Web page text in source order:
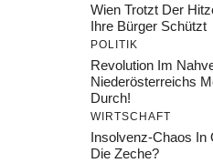
Wien Trotzt Der
Ihre Bürger Schützt
POLITIK
Revolution Im
Niederösterreichs
Durch!
WIRTSCHAFT
Insolvenz-Chaos In
Die Zeche?